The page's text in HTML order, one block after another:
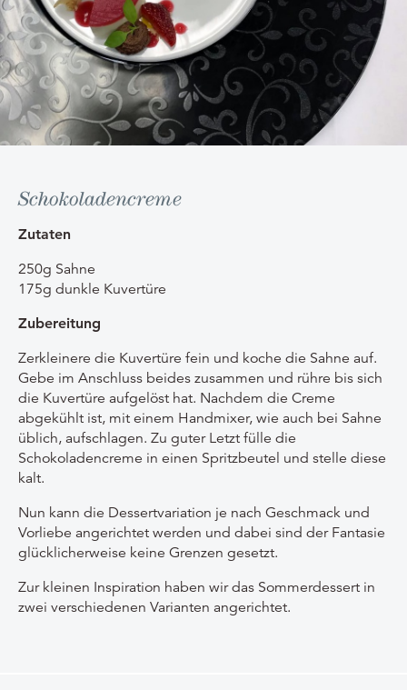
Schokoladencreme
Zutaten
250g Sahne
175g dunkle Kuvertüre
Zubereitung
Zerkleinere die Kuvertüre fein und koche die Sahne auf.
Gebe im Anschluss beides zusammen und rühre bis sich
die Kuvertüre aufgelöst hat. Nachdem die Creme
abgekühlt ist, mit einem Handmixer, wie auch bei Sahne
üblich, aufschlagen. Zu guter Letzt fülle die
Schokoladencreme in einen Spritzbeutel und stelle diese
kalt.
Nun kann die Dessertvariation je nach Geschmack und
Vorliebe angerichtet werden und dabei sind der Fantasie
glücklicherweise keine Grenzen gesetzt.
Zur kleinen Inspiration haben wir das Sommerdessert in
zwei verschiedenen Varianten angerichtet.